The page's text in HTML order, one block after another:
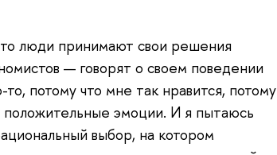
люди принимают свои решения
— говорят о своем поведении
потому что мне так нравится, потому
положительные эмоции. И я пытаюсь
выбор, на котором